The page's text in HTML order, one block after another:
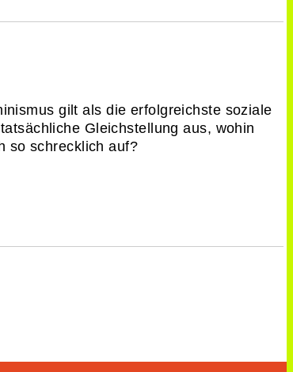
gilt als die erfolgreichste soziale
Gleichstellung aus, wohin
so schrecklich auf?